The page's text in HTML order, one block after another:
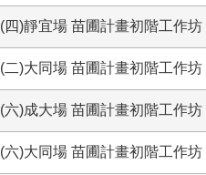
四)靜宜場 苗圃計畫初階工作坊
二)大同場 苗圃計畫初階工作坊
六)成大場 苗圃計畫初階工作坊
六)大同場 苗圃計畫初階工作坊